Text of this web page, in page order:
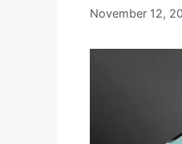
November 12,